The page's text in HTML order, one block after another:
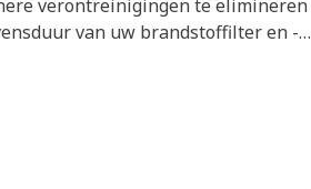
verontreinigingen te elimineren
van uw brandstoffilter en -
en verlengen de